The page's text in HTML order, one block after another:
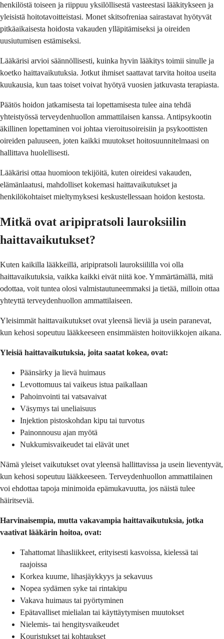
henkilöstä toiseen ja riippuu yksilöllisestä vasteestasi lääkitykseen ja
yleisistä hoitotavoitteistasi. Monet skitsofreniaa sairastavat hyötyvät
pitkäaikaisesta hoidosta vakauden ylläpitämiseksi ja oireiden
uusiutumisen estämiseksi.
Lääkärisi arvioi säännöllisesti, kuinka hyvin lääkitys toimii sinulle ja
koetko haittavaikutuksia. Jotkut ihmiset saattavat tarvita hoitoa useita
kuukausia, kun taas toiset voivat hyötyä vuosien jatkuvasta terapiasta.
Päätös hoidon jatkamisesta tai lopettamisesta tulee aina tehdä
yhteistyössä terveydenhuollon ammattilaisen kanssa. Antipsykootin
äkillinen lopettaminen voi johtaa vieroitusoireisiin ja psykoottisten
oireiden paluuseen, joten kaikki muutokset hoitosuunnitelmaasi on
hallittava huolellisesti.
Lääkärisi ottaa huomioon tekijöitä, kuten oireidesi vakauden,
elämänlaatusi, mahdolliset kokemasi haittavaikutukset ja
henkilökohtaiset mieltymyksesi keskustellessaan hoidon kestosta.
Mitkä ovat aripipratsoli lauroksiilin
haittavaikutukset?
Kuten kaikilla lääkkeillä, aripipratsoli lauroksiililla voi olla
haittavaikutuksia, vaikka kaikki eivät niitä koe. Ymmärtämällä, mitä
odottaa, voit tuntea olosi valmistautuneemmaksi ja tietää, milloin ottaa
yhteyttä terveydenhuollon ammattilaiseen.
Yleisimmät haittavaikutukset ovat yleensä lieviä ja usein paranevat,
kun kehosi sopeutuu lääkkeeseen ensimmäisten hoitoviikkojen aikana.
Yleisiä haittavaikutuksia, joita saatat kokea, ovat:
Päänsärky ja lievä huimaus
Levottomuus tai vaikeus istua paikallaan
Pahoinvointi tai vatsavaivat
Väsymys tai uneliaisuus
Injektion pistoskohdan kipu tai turvotus
Painonnousu ajan myötä
Nukkumisvaikeudet tai elävät unet
Nämä yleiset vaikutukset ovat yleensä hallittavissa ja usein lieventyvät,
kun kehosi sopeutuu lääkkeeseen. Terveydenhuollon ammattilainen
voi ehdottaa tapoja minimoida epämukavuutta, jos näistä tulee
häiritseviä.
Harvinaisempia, mutta vakavampia haittavaikutuksia, jotka
vaativat lääkärin hoitoa, ovat:
Tahattomat lihasliikkeet, erityisesti kasvoissa, kielessä tai
raajoissa
Korkea kuume, lihasjäykkyys ja sekavuus
Nopea sydämen syke tai rintakipu
Vakava huimaus tai pyörtyminen
Epätavalliset mielialan tai käyttäytymisen muutokset
Nielemis- tai hengitysvaikeudet
Kouristukset tai kohtaukset